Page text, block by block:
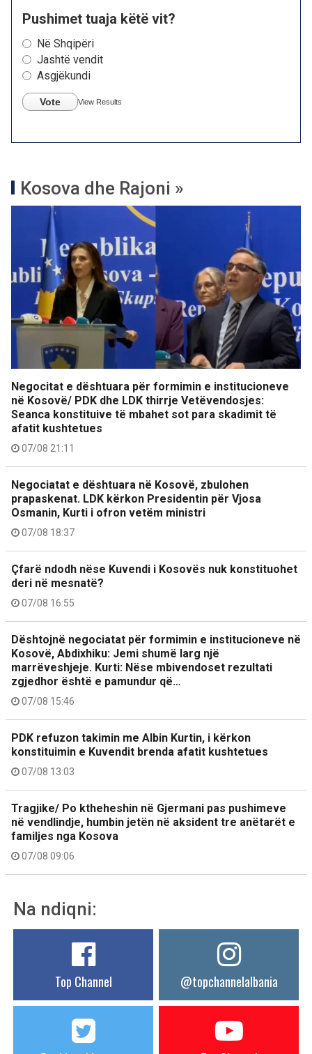
Pushimet tuaja këtë vit?
Në Shqipëri
Jashtë vendit
Asgjëkundi
Vote View Results
Kosova dhe Rajoni »
Negocitat e dështuara për formimin e institucioneve
në Kosovë/ PDK dhe LDK thirrje Vetëvendosjes:
Seanca konstituive të mbahet sot para skadimit të
afatit kushtetues
07/08 21:11
Negociatat e dështuara në Kosovë, zbulohen
prapaskenat. LDK kërkon Presidentin për Vjosa
Osmanin, Kurti i ofron vetëm ministri
07/08 18:37
Çfarë ndodh nëse Kuvendi i Kosovës nuk konstituohet
deri në mesnatë?
07/08 16:55
Dështojnë negociatat për formimin e institucioneve në
Kosovë, Abdixhiku: Jemi shumë larg një
marrëveshjeje. Kurti: Nëse mbivendoset rezultati
zgjedhor është e pamundur që…
07/08 15:46
PDK refuzon takimin me Albin Kurtin, i kërkon
konstituimin e Kuvendit brenda afatit kushtetues
07/08 13:03
Tragjike/ Po ktheheshin në Gjermani pas pushimeve
në vendlindje, humbin jetën në aksident tre anëtarët e
familjes nga Kosova
07/08 09:06
Na ndiqni:
Top Channel @topchannelalbania